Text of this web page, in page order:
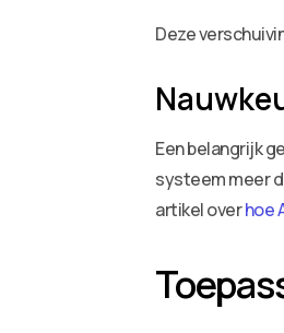
Deze
Een belangrijk
systeem meer
artikel overhoe